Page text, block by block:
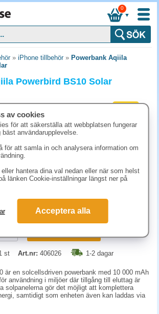
▼
0
» iPhone tillbehör» Powerbank Aqiila
Powerbird BS10 Solar
848.80 kr (inkl. moms)
st Art.nr: 406026 1-2 dagar
är en solcellsdriven powerbank med 10 000 mAh
användning i miljöer där tillgång till eluttag är
solpanelerna gör det möjligt att komplettera
samtidigt som enheten även kan laddas via
av cookies
för att säkerställa att webbplatsen fungerar
bäst användarupplevelse.
för att samla in och analysera information om
hantera dina val nedan eller när som helst
länken Cookie-inställningar längst ner på
Acceptera alla